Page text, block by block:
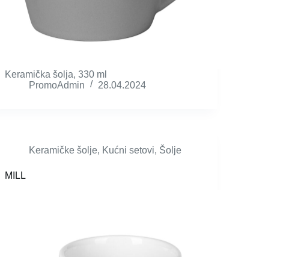
Keramička šolja, 330 ml
PromoAdmin
28.04.2024
Keramičke šolje, Kućni setovi, Šolje
MILL